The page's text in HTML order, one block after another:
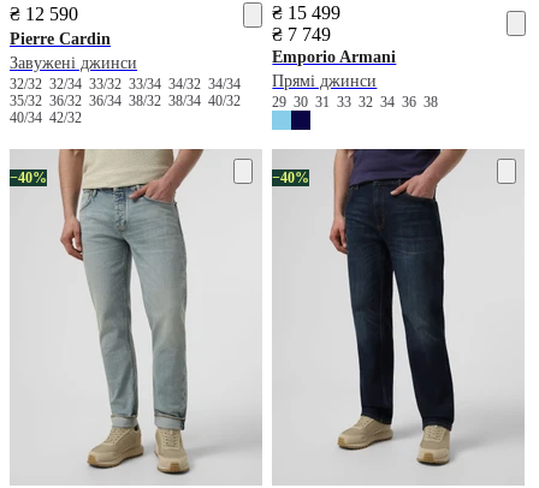
₴ 12 590
Pierre Cardin
Завужені джинси
32/32 32/34 33/32 33/34 34/32 34/34
35/32 36/32 36/34 38/32 38/34 40/32
40/34 42/32
₴ 15 499
₴ 7 749
Emporio Armani
Прямі джинси
2930313332343638
−40% −40%